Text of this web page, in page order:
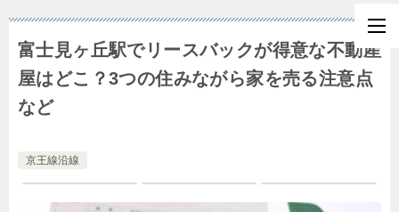
富士見ヶ丘駅でリースバックが得意な不動産
屋はどこ？3つの住みながら家を売る注意点
など
京王線沿線